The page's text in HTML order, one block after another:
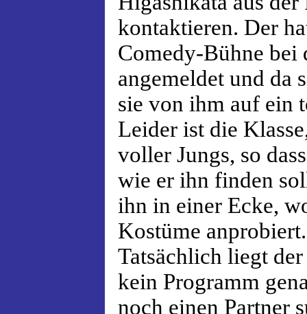
kontaktieren. Der
Comedy-Bühne bei
angemeldet und da
sie von ihm auf ein
Leider ist die
voller Jungs, so
wie er ihn finden
ihn in einer Ecke,
Kostüme anprobiert.
Tatsächlich liegt
kein Programm
noch einen Partner